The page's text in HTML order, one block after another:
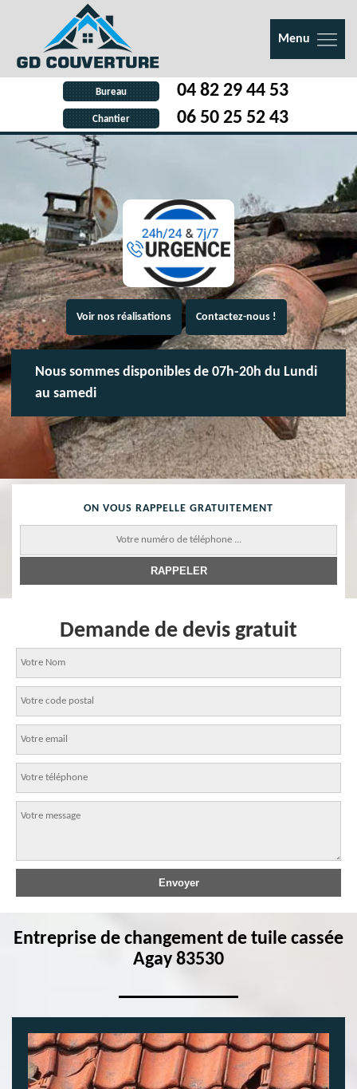
Menu
Bureau 04 82 29 44 53
Chantier 06 50 25 52 43
Voir nos réalisations Contactez-nous !
Nous sommes disponibles de 07h-20h du Lundi
au samedi
ON VOUS RAPPELLE GRATUITEMENT
Demande de devis gratuit
Entreprise de changement de tuile cassée
Agay 83530